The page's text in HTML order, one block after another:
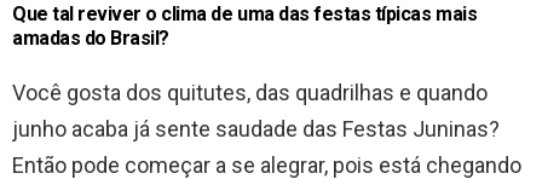
Que tal reviver o clima de uma das festas típicas mais
amadas do Brasil?
Você gosta dos quitutes, das quadrilhas e quando
junho acaba já sente saudade das Festas Juninas?
Então pode começar a se alegrar, pois está chegando